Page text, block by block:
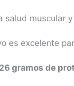
salud muscular
es excelente
gramos de